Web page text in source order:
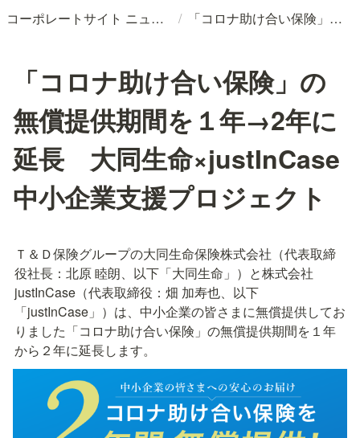
コーポレートサイト ニュースリリースDB / 「コロナ助け合い保険」の無償提供期間を１年→2年に延長 大同生命×justInCase 中小企業支援プロジェクト
「コロナ助け合い保険」の
無償提供期間を１年→2年に
延長 大同生命×justInCase
中小企業支援プロジェクト
Ｔ＆Ｄ保険グループの大同生命保険株式会社（代表取締
役社長：北原 睦朗、以下「大同生命」）と株式会社
justInCase（代表取締役：畑 加寿也、以下
「justInCase」）は、中小企業の皆さまに無償提供してお
りました「コロナ助け合い保険」の無償提供期間を１年
から２年に延長します。